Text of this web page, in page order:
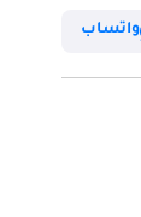
واتساب